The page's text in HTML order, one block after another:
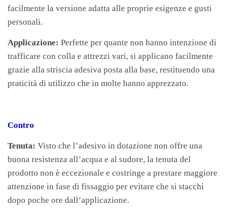
facilmente la versione adatta alle proprie esigenze e gusti
personali.
Applicazione: Perfette per quante non hanno intenzione di
trafficare con colla e attrezzi vari, si applicano facilmente
grazie alla striscia adesiva posta alla base, restituendo una
praticità di utilizzo che in molte hanno apprezzato.
Contro
Tenuta: Visto che l’adesivo in dotazione non offre una
buona resistenza all’acqua e al sudore, la tenuta del
prodotto non è eccezionale e costringe a prestare maggiore
attenzione in fase di fissaggio per evitare che si stacchi
dopo poche ore dall’applicazione.